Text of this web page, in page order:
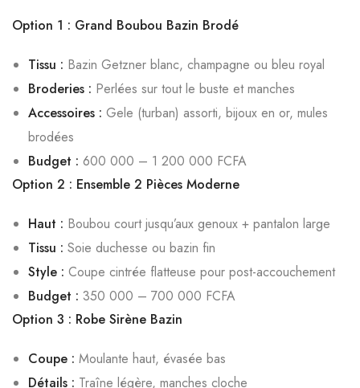
Option 1 : Grand Boubou Bazin Brodé
Tissu : Bazin Getzner blanc, champagne ou bleu royal
Broderies : Perlées sur tout le buste et manches
Accessoires : Gele (turban) assorti, bijoux en or, mules
brodées
Budget : 600 000 – 1 200 000 FCFA
Option 2 : Ensemble 2 Pièces Moderne
Haut : Boubou court jusqu’aux genoux + pantalon large
Tissu : Soie duchesse ou bazin fin
Style : Coupe cintrée flatteuse pour post-accouchement
Budget : 350 000 – 700 000 FCFA
Option 3 : Robe Sirène Bazin
Coupe : Moulante haut, évasée bas
Détails : Traîne légère, manches cloche